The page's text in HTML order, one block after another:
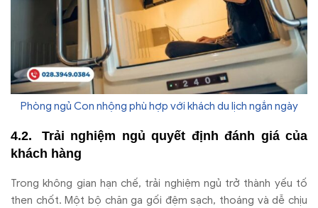
Phòng ngủ Con nhộng phù hợp với khách du lịch ngắn ngày
Trải nghiệm ngủ quyết định đánh giá của
khách hàng
Trong không gian hạn chế, trải nghiệm ngủ trở thành yếu tố
then chốt. Một bộ chăn ga gối đệm sạch, thoáng và dễ chịu